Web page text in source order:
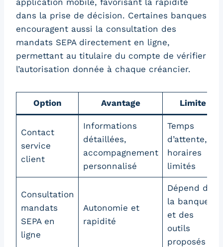
dans la prise de décision. Certaines banques
encouragent aussi la consultation des
mandats SEPA directement en ligne,
permettant au titulaire du compte de vérifier
l’autorisation donnée à chaque créancier.
Option Avantage Limite
Contact
service
client
Informations
détaillées,
accompagnement
personnalisé
Temps
d’attente,
horaires
limités
Consultation
mandats
SEPA en
ligne
Autonomie et
rapidité
Dépend de
la banque
et des
outils
proposés